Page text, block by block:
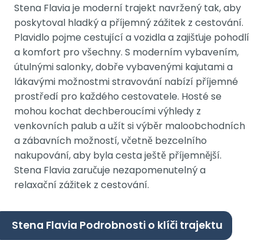
Stena Flavia je moderní trajekt navržený tak, aby
poskytoval hladký a příjemný zážitek z cestování.
Plavidlo pojme cestující a vozidla a zajišťuje pohodlí
a komfort pro všechny. S moderním vybavením,
útulnými salonky, dobře vybavenými kajutami a
lákavými možnostmi stravování nabízí příjemné
prostředí pro každého cestovatele. Hosté se
mohou kochat dechberoucími výhledy z
venkovních palub a užít si výběr maloobchodních
a zábavních možností, včetně bezcelního
nakupování, aby byla cesta ještě příjemnější.
Stena Flavia zaručuje nezapomenutelný a
relaxační zážitek z cestování.
Stena Flavia Podrobnosti o klíči trajektu